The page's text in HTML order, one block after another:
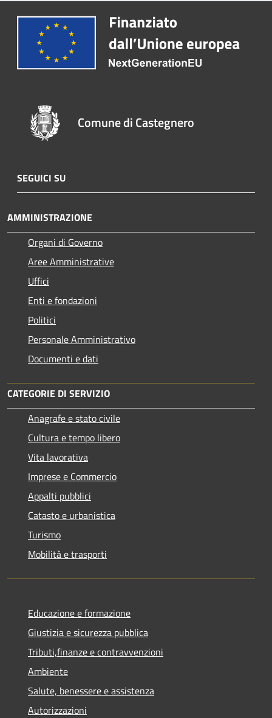
Comune di Castegnero
SEGUICI SU
AMMINISTRAZIONE
Organi di Governo
Aree Amministrative
Uffici
Enti e fondazioni
Politici
Personale Amministrativo
Documenti e dati
CATEGORIE DI SERVIZIO
Anagrafe e stato civile
Cultura e tempo libero
Vita lavorativa
Imprese e Commercio
Appalti pubblici
Catasto e urbanistica
Turismo
Mobilità e trasporti
Educazione e formazione
Giustizia e sicurezza pubblica
Tributi,finanze e contravvenzioni
Ambiente
Salute, benessere e assistenza
Autorizzazioni